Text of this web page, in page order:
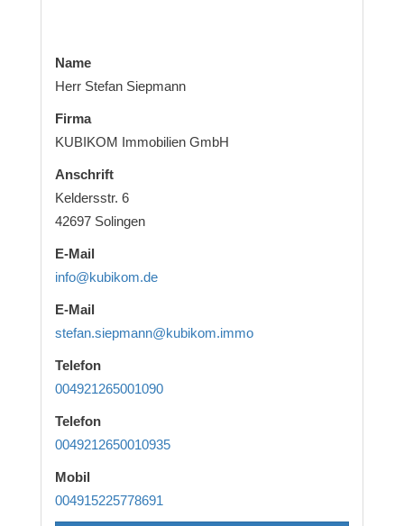
Name
Herr Stefan Siepmann
Firma
KUBIKOM Immobilien GmbH
Anschrift
Keldersstr. 6
42697 Solingen
E-Mail
info@kubikom.de
E-Mail
stefan.siepmann@kubikom.immo
Telefon
004921265001090
Telefon
0049212650010935
Mobil
004915225778691